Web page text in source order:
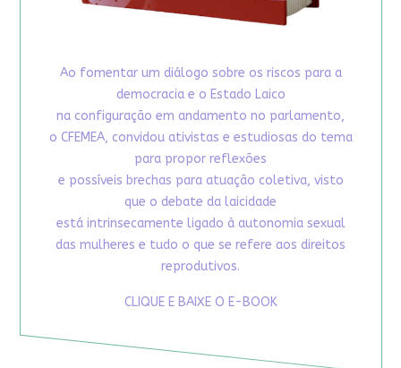
Ao fomentar um diálogo sobre os riscos para a
democracia e o Estado Laico
na configuração em andamento no parlamento,
o CFEMEA, convidou ativistas e estudiosas do tema
para propor reflexões
e possíveis brechas para atuação coletiva, visto
que o debate da laicidade
está intrinsecamente ligado à autonomia sexual
das mulheres e tudo o que se refere aos direitos
reprodutivos.
CLIQUE E BAIXE O E-BOOK